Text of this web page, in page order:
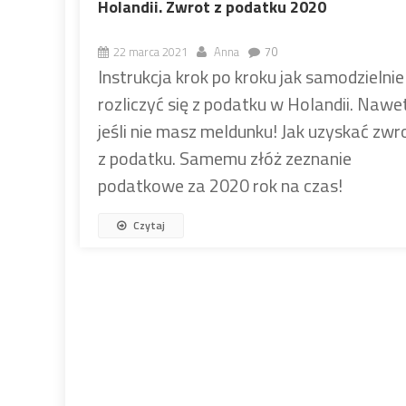
Holandii. Zwrot z podatku 2020
22 marca 2021 Anna 70
Instrukcja krok po kroku jak samodzielnie
rozliczyć się z podatku w Holandii.
jeśli nie masz meldunku! Jak uzyskać
z podatku. Samemu złóż zeznanie
podatkowe za 2020 rok na czas!
Czytaj